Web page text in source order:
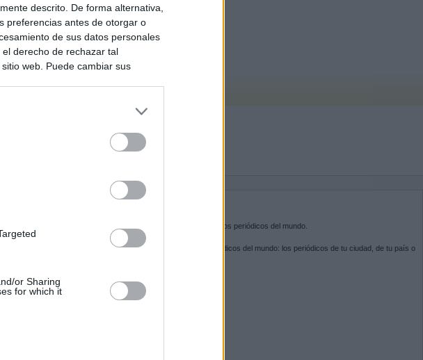
descrito. De forma alternativa,
preferencias antes de otorgar o
de sus datos personales
derecho de rechazar tal
web. Puede cambiar sus
or Sharing
for which it
de
SOBRE KIOSKO.NET
es la puerta de entrada a los periódicos del mundo.
Navega por las portadas de los periódicos del mundo: los periódicos de tu ciudad, de tu país o
SÍGUENOS